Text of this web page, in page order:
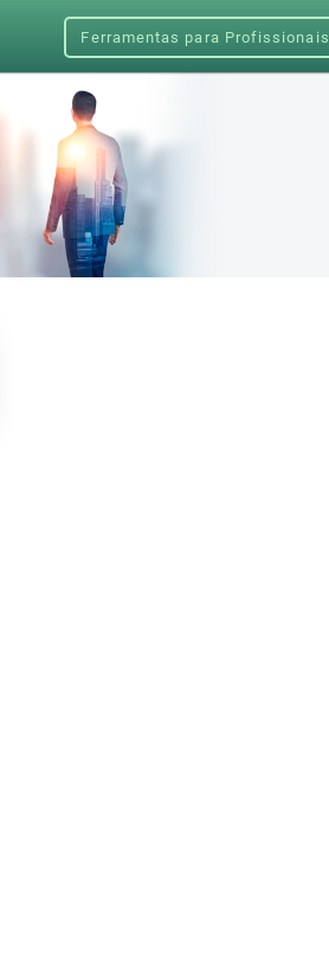
Ferramentas para Profissionais